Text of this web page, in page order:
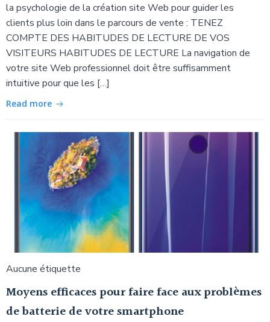
la psychologie de la création site Web pour guider les
clients plus loin dans le parcours de vente : TENEZ
COMPTE DES HABITUDES DE LECTURE DE VOS
VISITEURS HABITUDES DE LECTURE La navigation de
votre site Web professionnel doit être suffisamment
intuitive pour que les […]
Read more
Aucune étiquette
Moyens efficaces pour faire face aux problèmes
de batterie de votre smartphone